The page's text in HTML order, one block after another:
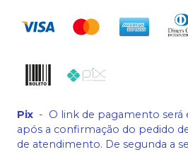
Pix - O link de pagamento
após a confirmação do pedido
de atendimento. De segunda a